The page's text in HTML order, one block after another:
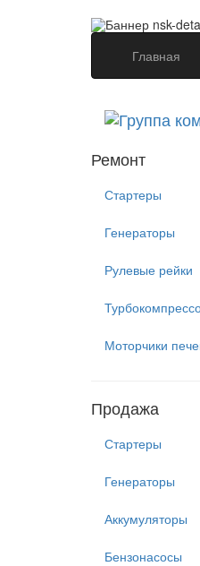
Главная
Ремонт
Стартеры
Генераторы
Рулевые рейки
Моторчики
Продажа
Стартеры
Генераторы
Аккумуляторы
Бензонасосы